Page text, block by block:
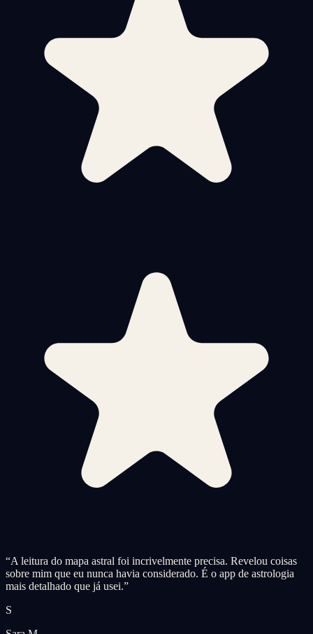
“A leitura do mapa astral foi incrivelmente precisa. Revelou coisas
sobre mim que eu nunca havia considerado. É o app de astrologia
mais detalhado que já usei.”
S